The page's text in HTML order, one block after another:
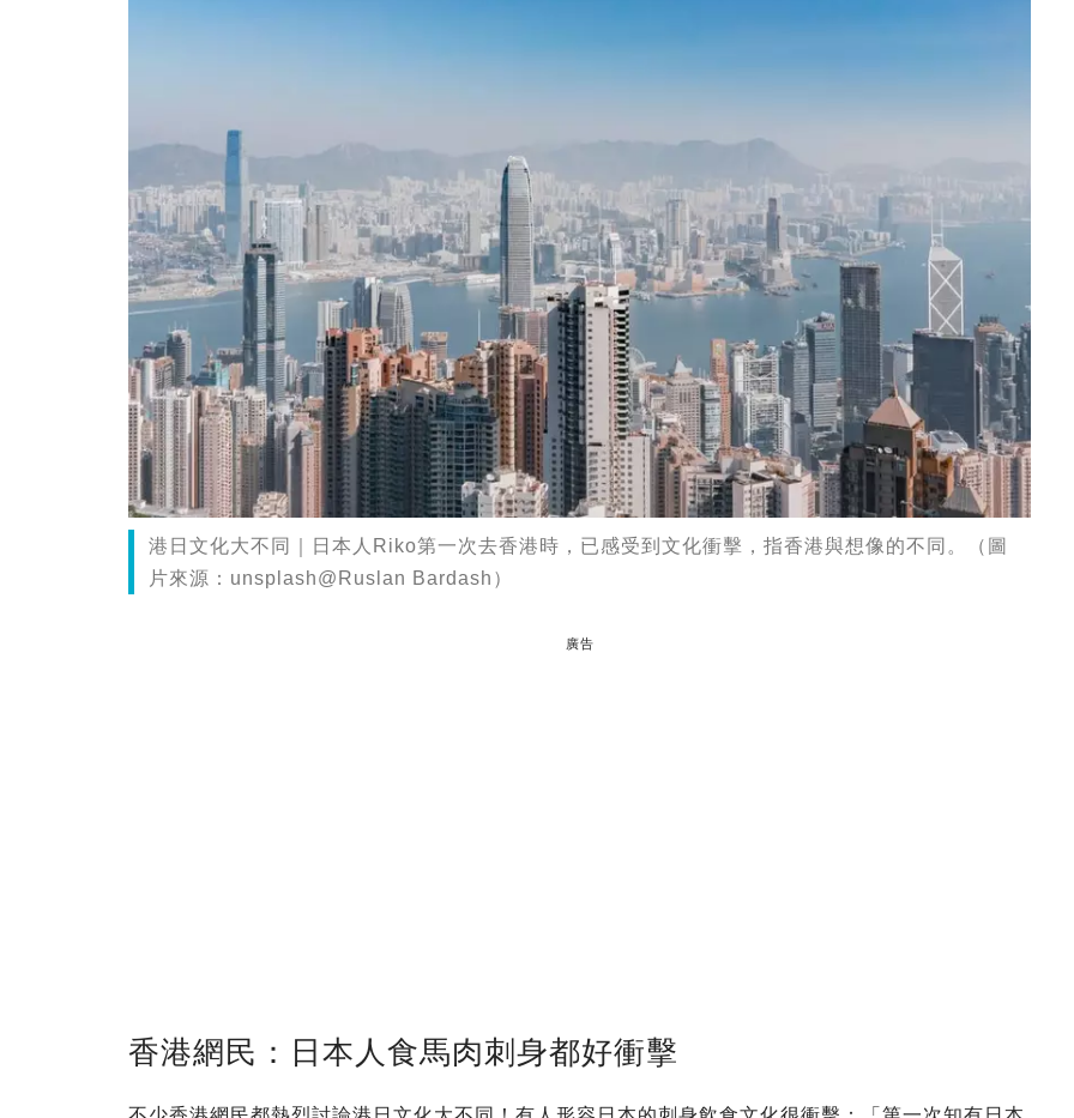
港日文化大不同｜日本人Riko第一次去香港時，已感受到文化衝擊，指香港與想像的不同。（圖
片來源：unsplash@Ruslan Bardash）
廣告
香港網民：日本人食馬肉刺身都好衝擊